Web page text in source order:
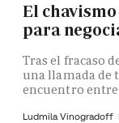
El
para
Tras el fracaso
una llamada de
encuentro entre
Ludmila Vinogradoff